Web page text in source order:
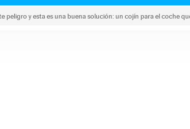
peligro y esta es una buena solución: un cojín para el coche